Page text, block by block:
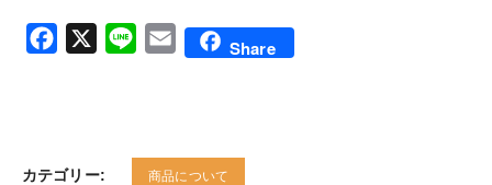
Facebook
X Line Email Share
カテゴリー: 商品について